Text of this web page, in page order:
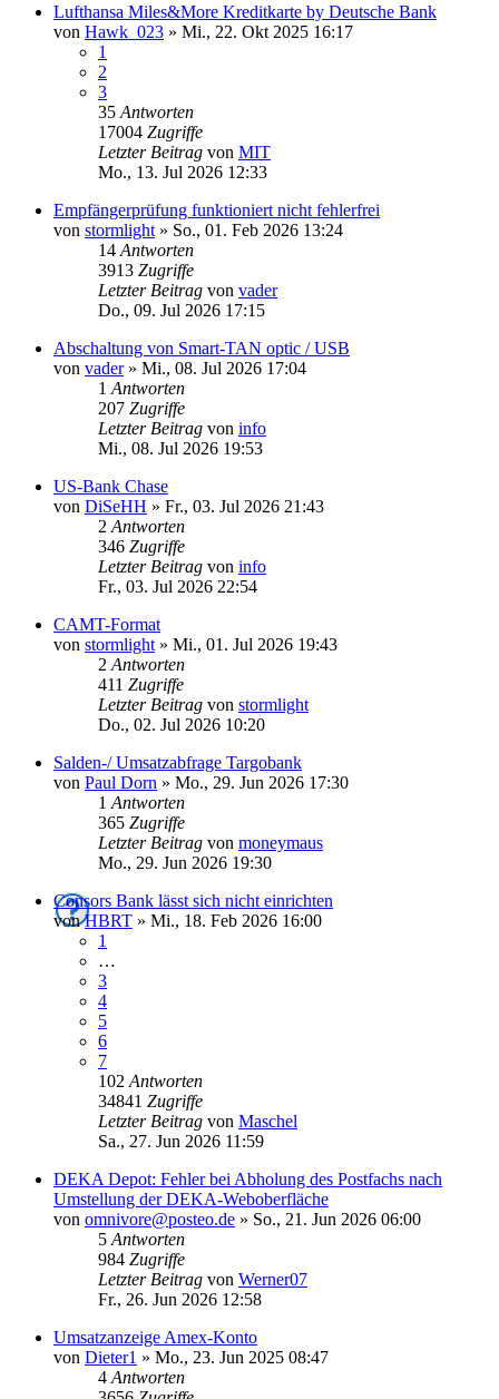
Lufthansa Miles&More Kreditkarte by Deutsche Bank
von Hawk_023 » Mi., 22. Okt 2025 16:17
1
2
3
35 Antworten
17004 Zugriffe
Letzter Beitrag von MIT
Mo., 13. Jul 2026 12:33
Empfängerprüfung funktioniert nicht fehlerfrei
von stormlight » So., 01. Feb 2026 13:24
14 Antworten
3913 Zugriffe
Letzter Beitrag von vader
Do., 09. Jul 2026 17:15
Abschaltung von Smart-TAN optic / USB
von vader» Mi., 08. Jul 2026 17:04
1 Antworten
207 Zugriffe
Letzter Beitrag von info
Mi., 08. Jul 2026 19:53
US-Bank Chase
von DiSeHH » Fr., 03. Jul 2026 21:43
2 Antworten
346 Zugriffe
Letzter Beitrag von info
Fr., 03. Jul 2026 22:54
CAMT-Format
von stormlight » Mi., 01. Jul 2026 19:43
2 Antworten
411 Zugriffe
Letzter Beitrag von stormlight
Do., 02. Jul 2026 10:20
Salden-/ Umsatzabfrage Targobank
von Paul Dorn » Mo., 29. Jun 2026 17:30
1 Antworten
365 Zugriffe
Letzter Beitrag von moneymaus
Mo., 29. Jun 2026 19:30
Consors Bank lässt sich nicht einrichten
vonHBRT » Mi., 18. Feb 2026 16:00
1
…
3
4
5
6
7
102 Antworten
34841 Zugriffe
Letzter Beitrag von Maschel
Sa., 27. Jun 2026 11:59
DEKA Depot: Fehler bei Abholung des Postfachs nach
Umstellung der DEKA-Weboberfläche
von omnivore@posteo.de » So., 21. Jun 2026 06:00
5 Antworten
984 Zugriffe
Letzter Beitrag von Werner07
Fr., 26. Jun 2026 12:58
Umsatzanzeige Amex-Konto
von Dieter1 » Mo., 23. Jun 2025 08:47
4 Antworten